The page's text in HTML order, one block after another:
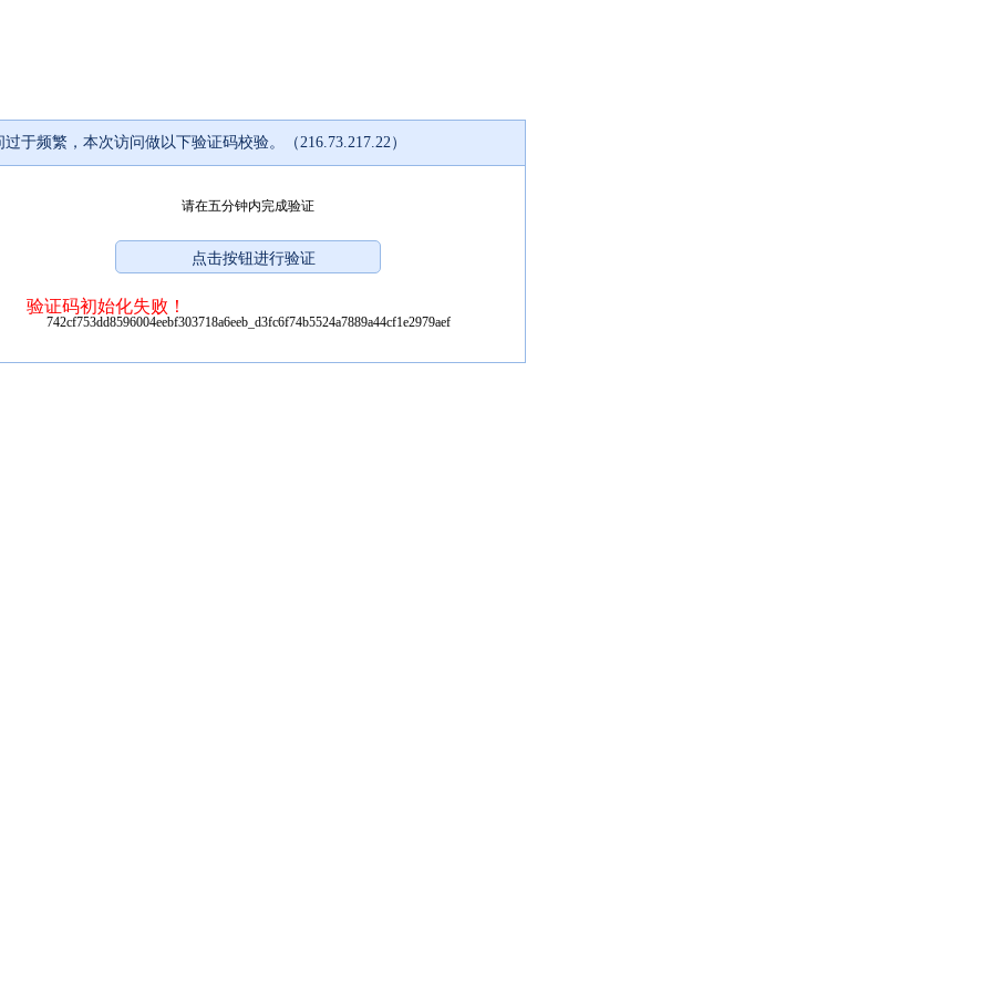
过于频繁，本次访问做以下验证码校验。（216.73.217.22）
请在五分钟内完成验证
验证码初始化失败！
742cf753dd8596004eebf303718a6eeb_d3fc6f74b5524a7889a44cf1e2979aef